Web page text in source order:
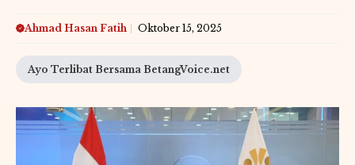
Ahmad Hasan Fatih Oktober 15, 2025
Ayo Terlibat Bersama BetangVoice.net